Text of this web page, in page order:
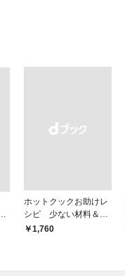
ホットクックお助けレ
シピ 少ない材料＆調
味料で、あとはスイッ
￥1,760